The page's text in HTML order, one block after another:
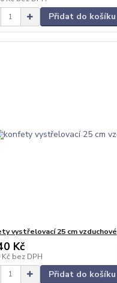
Přidat do košíku
vystřelovací 25 cm vzduchové
Kč
Kč bez DPH
Přidat do košíku